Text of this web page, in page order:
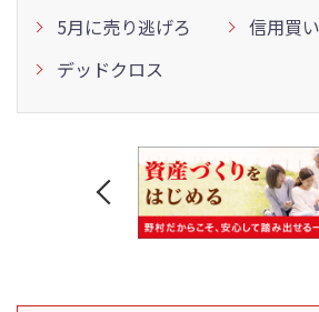
5月に売り逃げろ
信用買
デッドクロス